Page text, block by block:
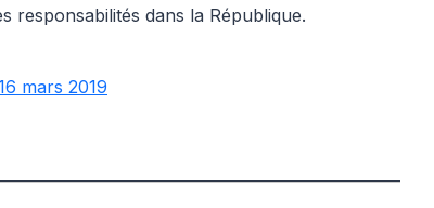
responsabilités dans la République.
mars 2019